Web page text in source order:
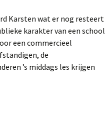
Karsten wat er nog resteert
karakter van een school
een commercieel
de
’s middags les krijgen